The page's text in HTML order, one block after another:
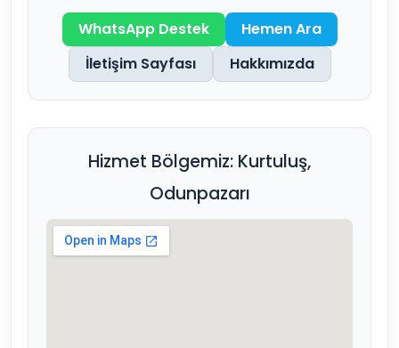
WhatsApp Destek
Hemen Ara
İletişim Sayfası
Hakkımızda
Hizmet Bölgemiz: Kurtuluş,
Odunpazarı